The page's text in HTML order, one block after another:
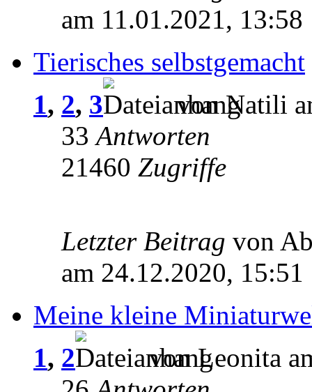
am 11.01.2021, 13:58
Tierisches selbstgemacht
1, 2, 3
von Natili
33Antworten
21460 Zugriffe
Letzter Beitrag von
am 24.12.2020, 15:51
Meine kleine
1, 2
von Leonita